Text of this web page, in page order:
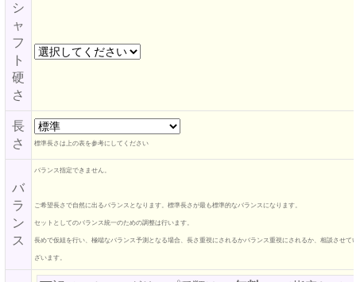
シ
ャ
フ
ト
硬
さ
長
さ
標準長さは上の表を参考にしてください
バ
ラ
ン
ス
バランス指定できません。
ご希望長さで自然に出るバランスとなります。標準長さが最も標準的なバランスになります。
セットとしてのバランス統一のための調整は行います。
長めで仮組を行い、極端なバランス予測となる場合、長さ重視にされるかバランス重視にされるか、相談させて
ざいます。